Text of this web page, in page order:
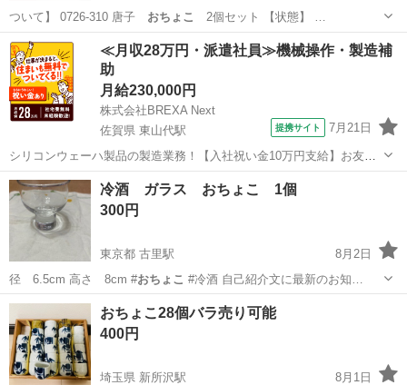
ついて】 0726-310 唐子 おちょこ 2個セット 【状態】 …
愛知 名古屋市 食器 唐子
≪月収28万円・派遣社員≫機械操作・製造補
助
月給230,000円
株式会社BREXA Next
佐賀県 東山代駅
提携サイト 7月21日
シリコンウェーハ製品の製造業務！【入社祝い金10万円支給】お友達
やカップルとの応募OK◎年間休日129日＆休出なしでプライベート充
実♪業務はクリーンルームで快適作業◎自社正社員登用制度あり★1食
300円～の格安食堂あり！《佐...
佐賀 伊万里市 東山代駅 その他
冷酒 ガラス おちょこ 1個
300円
東京都 古里駅
8月2日
径 6.5cm 高さ 8cm #おちょこ #冷酒 自己紹介文に最新のお知…
東京 西多摩郡 おちょこ
おちょこ28個バラ売り可能
400円
埼玉県 新所沢駅
8月1日